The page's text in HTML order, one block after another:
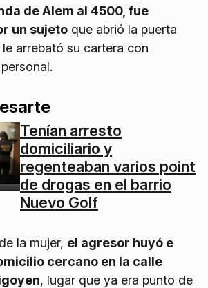
de Alem al 4500, fue
un sujeto que abrió la puerta
arrebató su cartera con
Tenían arresto
domiciliario y
regenteaban varios point
de drogas en el barrio
Nuevo Golf
la mujer, el agresor huyó e
cercano en la calle
, lugar que ya era punto de